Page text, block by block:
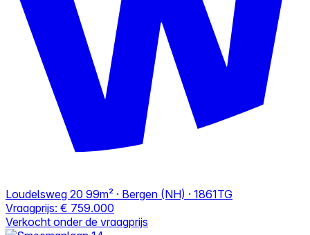
Loudelsweg 20 99m² · Bergen (NH) · 1861TG
Vraagprijs: € 759.000
Verkocht onder de vraagprijs